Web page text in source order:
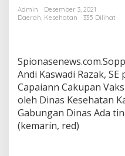
Admin
Desember 3, 2021
Daerah, Kesehatan 335 Dilihat
Andi Kaswadi Razak,
Capaiann Cakupan
oleh Dinas Kesehatan
Gabungan Dinas Ada
(kemarin, red)